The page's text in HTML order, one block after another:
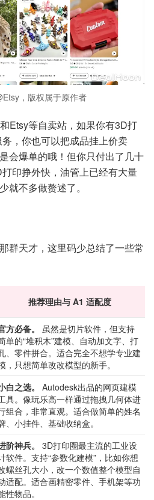
，版权属于原作者
Etsy等自卖站，如果你有3D打
，你也可以把成品挂上价卖
会爆单的哦！但你只付出了几十
印挣外快，油管上已经有大量
就不多做赘述了。
群天才，这里码少总结了一些常
推荐理由与 A1 适配度
方必备。
虽然是切片软件，但支持
单的“堆积木”建模、自动加文字、打
、零件拼合。适合完全不想学专业建
，只想简单改改模型的新手。
白之选。
Autodesk出品的网页建模
具。像玩乐高一样通过拖拽几何体进
组合，非常直观。适合做简单的姓名
、小挂件、基础收纳盒。
阶神兵。
3D打印圈最主流的工业设
软件。支持“参数化建模”，比如你想
螺丝孔大小，改一个数值整个模型自
适配。适合画精密零件、手机架等功
性物品。